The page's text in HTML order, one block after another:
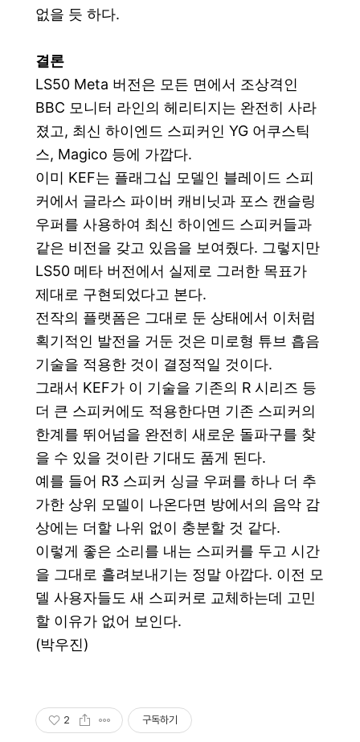
없을 듯 하다.
결론
LS50 Meta 버전은 모든 면에서 조상격인
BBC 모니터 라인의 헤리티지는 완전히 사라
졌고, 최신 하이엔드 스피커인 YG 어쿠스틱
스, Magico 등에 가깝다.
이미 KEF는 플래그십 모델인 블레이드 스피
커에서 글라스 파이버 캐비닛과 포스 캔슬링
우퍼를 사용하여 최신 하이엔드 스피커들과
같은 비전을 갖고 있음을 보여줬다. 그렇지만
LS50 메타 버전에서 실제로 그러한 목표가
제대로 구현되었다고 본다.
전작의 플랫폼은 그대로 둔 상태에서 이처럼
획기적인 발전을 거둔 것은 미로형 튜브 흡음
기술을 적용한 것이 결정적일 것이다.
그래서 KEF가 이 기술을 기존의 R 시리즈 등
더 큰 스피커에도 적용한다면 기존 스피커의
한계를 뛰어넘을 완전히 새로운 돌파구를 찾
을 수 있을 것이란 기대도 품게 된다.
예를 들어 R3 스피커 싱글 우퍼를 하나 더 추
가한 상위 모델이 나온다면 방에서의 음악 감
상에는 더할 나위 없이 충분할 것 같다.
이렇게 좋은 소리를 내는 스피커를 두고 시간
을 그대로 흘려보내기는 정말 아깝다. 이전 모
델 사용자들도 새 스피커로 교체하는데 고민
할 이유가 없어 보인다.
(박우진)
2 구독하기